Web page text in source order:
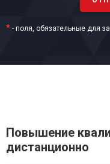
* - поля, обязательные для
Повышение
дистанционно